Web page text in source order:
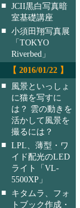
■ JCII黒白写真暗
室基礎講座
■ 小須田翔写真展
「TOKYO
Riverbed」
【 2016/01/22 】
■
風景といっしょ
に猫を写すに
は？ 雲の動きを
活かして風景を
撮るには？
■ LPL、薄型・ワ
イド配光のLED
ライト「VL-
5500XP」
■
キタムラ、フォ
トブック作成・